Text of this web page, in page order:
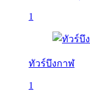
1
ทัวร์บึงกาฬ
1